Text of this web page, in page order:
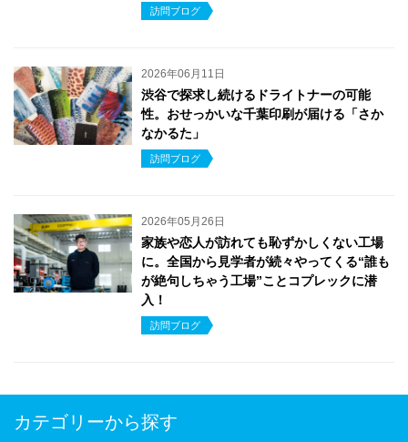
訪問ブログ
2026年06月11日
渋谷で探求し続けるドライトナーの可能
性。おせっかいな千葉印刷が届ける「さか
なかるた」
訪問ブログ
2026年05月26日
家族や恋人が訪れても恥ずかしくない工場
に。全国から見学者が続々やってくる“誰も
が絶句しちゃう工場”ことコプレックに潜
入！
訪問ブログ
カテゴリーから探す